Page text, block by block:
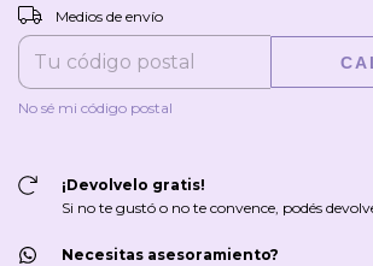
Entregas para el CP:
Medios de envío
No sé mi código postal
¡Devolvelo gratis!
Si no te gustó o no te convence, podés
Necesitas asesoramiento?